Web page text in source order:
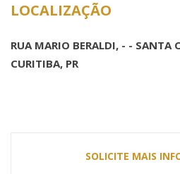
LOCALIZAÇÃO
RUA MARIO BERALDI, - - SANTA
CURITIBA, PR
SOLICITE MAIS